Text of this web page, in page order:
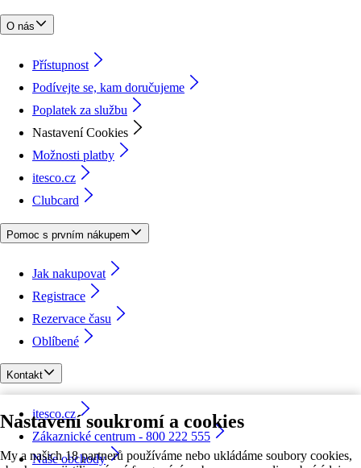
Nastavení soukromí a cookies
My a našich 18 partnerů používáme nebo ukládáme soubory cookies,
O nás
Přístupnost
Podívejte se, kam doručujeme
Poplatek za službu
Nastavení Cookies
Možnosti platby
itesco.cz
Clubcard
Pomoc s prvním nákupem
Jak nakupovat
Registrace
Rezervace času
Oblíbené
Kontakt
itesco.cz
Zákaznické centrum - 800 222 555
Naše obchody